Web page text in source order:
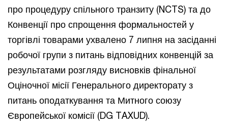
про процедуру спільного транзиту (NCTS) та до
Конвенції про спрощення формальностей у
торгівлі товарами ухвалено 7 липня на засіданні
робочої групи з питань відповідних конвенцій за
результатами розгляду висновків фінальної
Оціночної місії Генерального директорату з
питань оподаткування та Митного союзу
Європейської комісії (DG TAXUD).